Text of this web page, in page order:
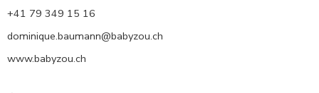
+41 79 349 15 16
dominique.baumann@babyzou.ch
www.babyzou.ch